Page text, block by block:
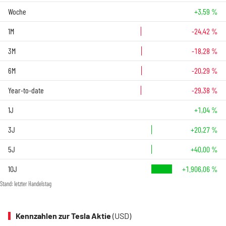
Woche +3,59 %
1M -24,42 %
3M -18,28 %
6M -20,29 %
Year-to-date -29,38 %
1J +1,04 %
3J +20,27 %
5J +40,00 %
10J +1.906,06 %
Stand: letzter Handelstag
Kennzahlen zur Tesla Aktie(USD)